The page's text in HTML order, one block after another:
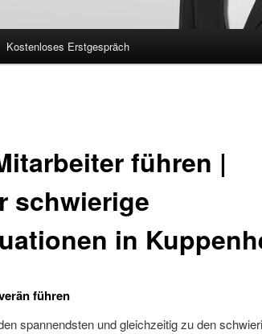
Kostenloses Erstgespräch
führen |
schwierige
in
führen
spannendsten und gleichzeitig zu den